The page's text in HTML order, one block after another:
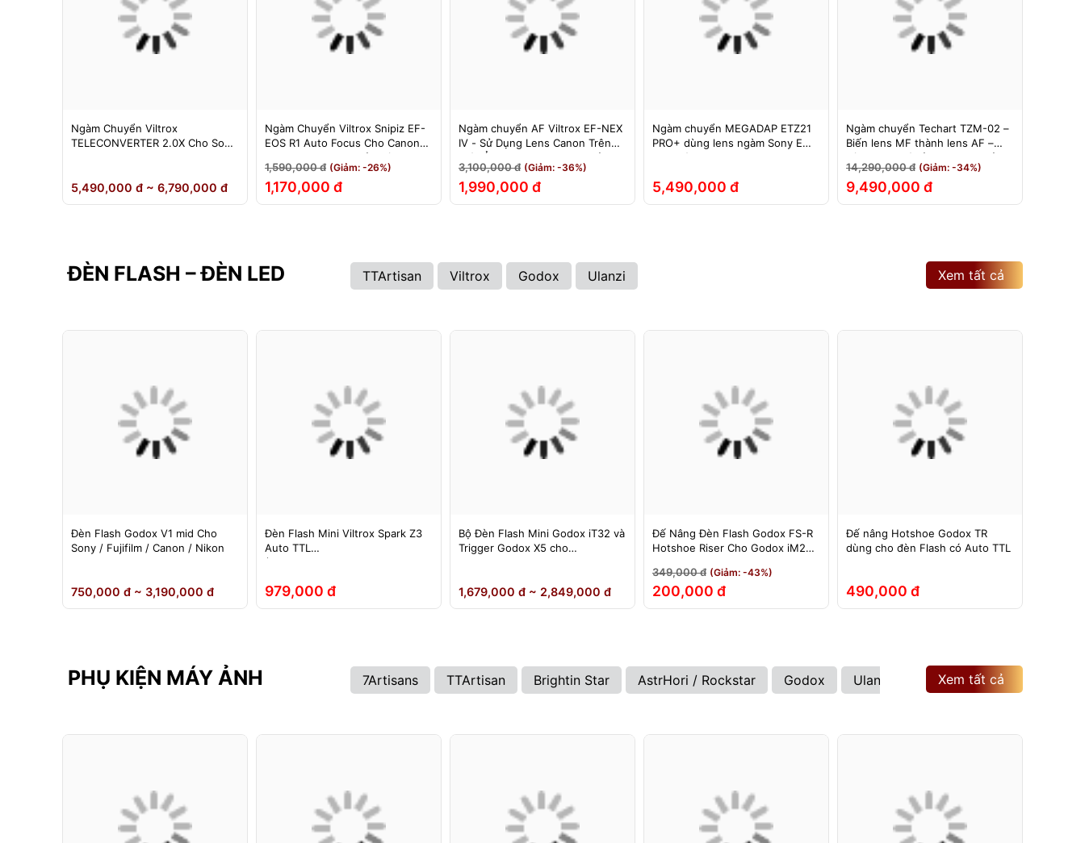
Ngàm Chuyển Viltrox
TELECONVERTER 2.0X Cho Sony
5,490,000 đ ~ 6,790,000 đ
Ngàm Chuyển Viltrox Snipiz EF-
EOS R1 Auto Focus Cho Canon
EOS R/RP/R5/R6 - Bảo Hành 12
Tháng 1 Đổi 1
1,590,000 đ (Giảm: -26%)
1,170,000 đ
Ngàm chuyển AF Viltrox EF-NEX
IV - Sử Dụng Lens Canon Trên
Máy Ảnh Sony E-Mount - Bảo
Hành 12 Tháng.
3,100,000 đ (Giảm: -36%)
1,990,000 đ
Ngàm chuyển MEGADAP ETZ21
PRO+ dùng lens ngàm Sony E
cho máy Nikon Z – Adapter
5,490,000 đ
Ngàm chuyển Techart TZM-02 –
Biến lens MF thành lens AF –
Dùng cho máy ảnh Nikon Z sử
dụng các ống kính ngàm Leica M
14,290,000 đ (Giảm: -34%)
9,490,000 đ
ĐÈN FLASH – ĐÈN LED TTArtisan Viltrox Godox Ulanzi Xem tất cả
Đèn Flash Godox V1 mid Cho
Sony / Fujifilm / Canon / Nikon
750,000 đ ~ 3,190,000 đ
Đèn Flash Mini Viltrox Spark Z3
Auto TTL
(Fuji/Sony/Canon/Nikon)
979,000 đ
Bộ Đèn Flash Mini Godox iT32 và
Trigger Godox X5 cho
1,679,000 đ ~ 2,849,000 đ
Đế Nâng Đèn Flash Godox FS-R
Hotshoe Riser Cho Godox iM20
iA32 Lux Cadet
349,000 đ (Giảm: -43%)
200,000 đ
Đế nâng Hotshoe Godox TR
dùng cho đèn Flash có Auto TTL
490,000 đ
PHỤ KIỆN MÁY ẢNH 7Artisans TTArtisan Brightin Star AstrHori / Rockstar Godox Ulanzi Kenko Hoya
Xem tất cả